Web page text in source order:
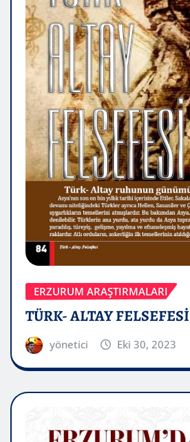
ERZURUM ARAŞTIRMALARI
TÜRK- ALTAY FELSEFESİ
yönetici Eki 30, 2023